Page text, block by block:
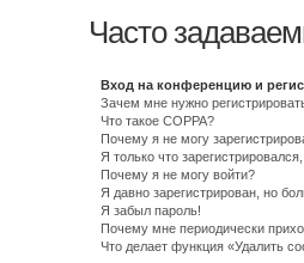
Часто
Вход на конференцию и
Зачем мне нужно
Что такое COPPA?
Почему я не могу
Я только что
Почему я не могу войти?
Я давно зарегистрирован, но
Я забыл пароль!
Почему мне периодически
Что делает функция «Удалить